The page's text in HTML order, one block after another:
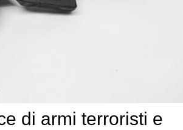
di armi terroristi e